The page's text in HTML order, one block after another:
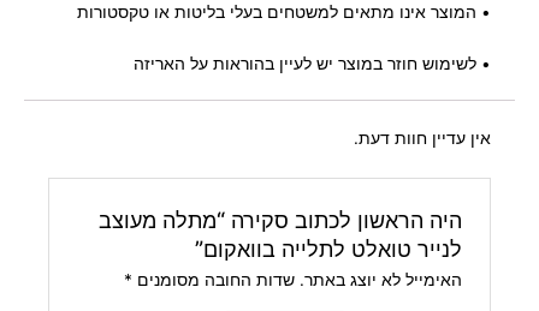
• המוצר אינו מתאים למשטחים בעלי בליטות או טקסטורות
• לשימוש חוזר במוצר יש לעיין בהוראות על האריזה
אין עדיין חוות דעת.
היה הראשון לכתוב סקירה “מתלה מעוצב
לנייר טואלט לתלייה בוואקום”
האימייל לא יוצג באתר. שדות החובה מסומנים *